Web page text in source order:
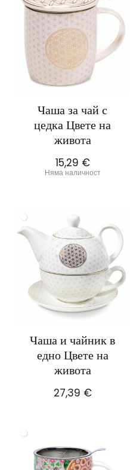
Чаша за чай с
цедка Цвете на
живота
15,29 €
Няма наличност
Чаша и чайник в
едно Цвете на
живота
27,39 €